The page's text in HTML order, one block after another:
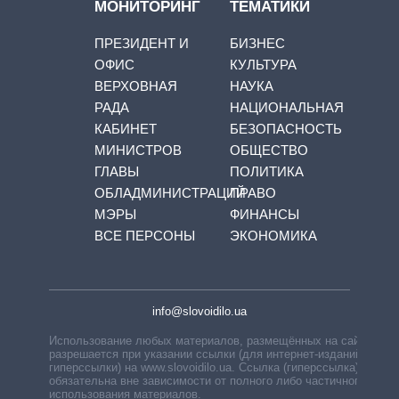
МОНИТОРИНГ
ПРЕЗИДЕНТ И
ОФИС
ВЕРХОВНАЯ
РАДА
КАБИНЕТ
МИНИСТРОВ
ГЛАВЫ
ОБЛАДМИНИСТРАЦИЙ
МЭРЫ
ВСЕ ПЕРСОНЫ
ТЕМАТИКИ
БИЗНЕС
КУЛЬТУРА
НАУКА
НАЦИОНАЛЬНАЯ
БЕЗОПАСНОСТЬ
ОБЩЕСТВО
ПОЛИТИКА
ПРАВО
ФИНАНСЫ
ЭКОНОМИКА
info@slovoidilo.ua
Использование любых материалов, размещённых на сайте,
разрешается при указании ссылки (для интернет-изданий —
гиперссылки) на www.slovoidilo.ua. Ссылка (гиперссылка)
обязательна вне зависимости от полного либо частичного
использования материалов.